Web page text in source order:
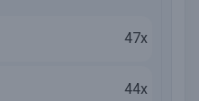
47x
44x